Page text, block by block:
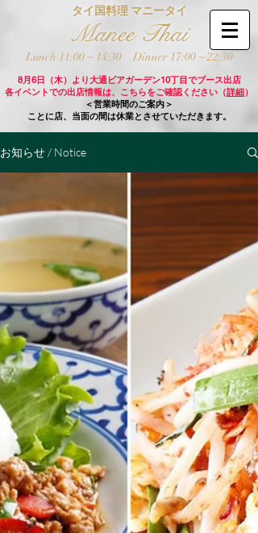
タイ国料理 マニータイ
Manee Thai
Lunch 11:00 ~ 14:30Dinner 17:00 ~ 22:30
8月6日（木）より大通ビアガーデン10丁目でブース出店
各イベントでの出店情報は、こちらをご確認ください（詳細）
＜営業時間のご案内＞
ことに店、当面の間は休業とさせていただきます。
お知らせ / Notice